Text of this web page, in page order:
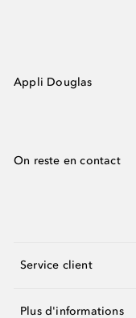
Appli Douglas
On reste en contact
Service client
Plus d'informations